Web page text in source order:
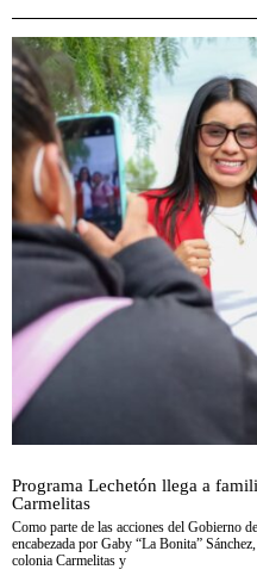
Programa Lechetón llega a
Carmelitas
Como parte de las acciones del Gobierno
encabezada por Gaby “La Bonita”
colonia Carmelitas y